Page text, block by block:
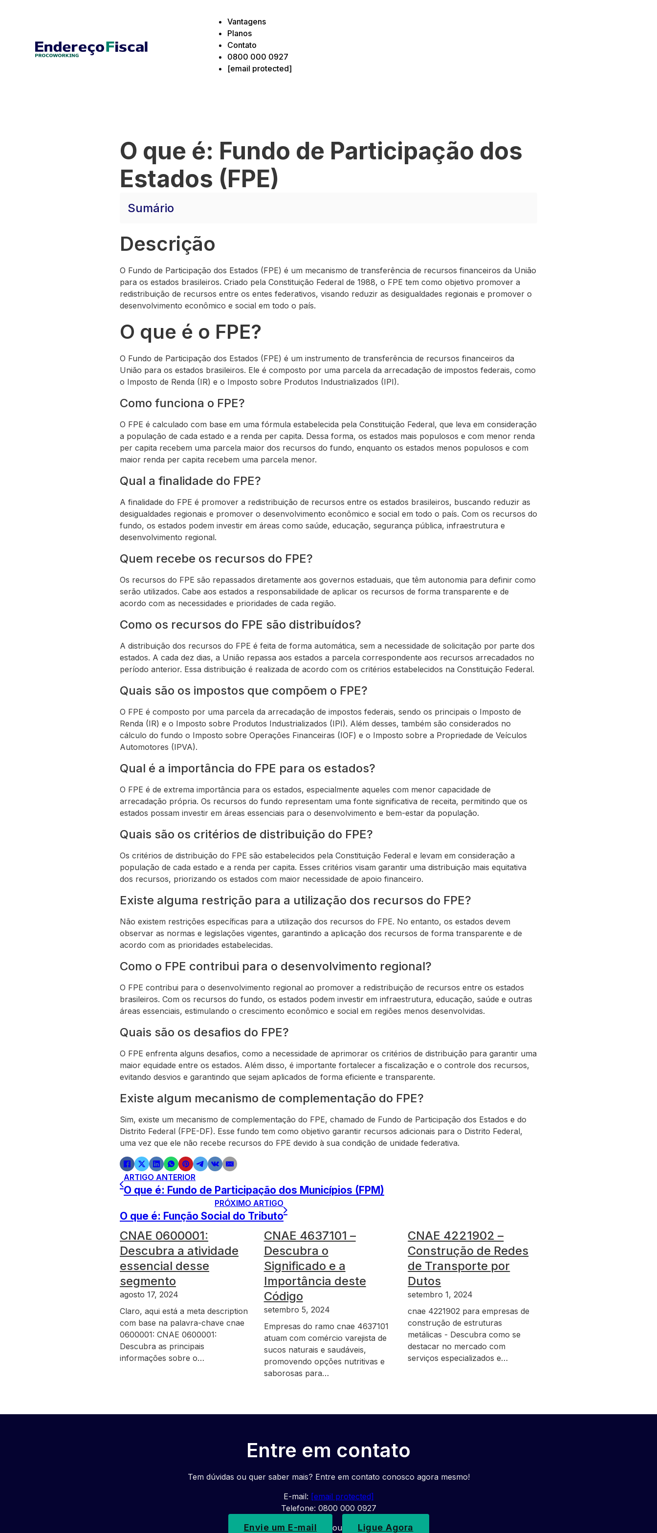
Vantagens
Planos
Contato
0800 000 0927
[email protected]
O que é: Fundo de Participação dos
Estados (FPE)
Sumário
Descrição
O Fundo de Participação dos Estados (FPE) é um mecanismo de transferência de recursos financeiros da União
para os estados brasileiros. Criado pela Constituição Federal de 1988, o FPE tem como objetivo promover a
redistribuição de recursos entre os entes federativos, visando reduzir as desigualdades regionais e promover o
desenvolvimento econômico e social em todo o país.
O que é o FPE?
O Fundo de Participação dos Estados (FPE) é um instrumento de transferência de recursos financeiros da
União para os estados brasileiros. Ele é composto por uma parcela da arrecadação de impostos federais, como
o Imposto de Renda (IR) e o Imposto sobre Produtos Industrializados (IPI).
Como funciona o FPE?
O FPE é calculado com base em uma fórmula estabelecida pela Constituição Federal, que leva em consideração
a população de cada estado e a renda per capita. Dessa forma, os estados mais populosos e com menor renda
per capita recebem uma parcela maior dos recursos do fundo, enquanto os estados menos populosos e com
maior renda per capita recebem uma parcela menor.
Qual a finalidade do FPE?
A finalidade do FPE é promover a redistribuição de recursos entre os estados brasileiros, buscando reduzir as
desigualdades regionais e promover o desenvolvimento econômico e social em todo o país. Com os recursos do
fundo, os estados podem investir em áreas como saúde, educação, segurança pública, infraestrutura e
desenvolvimento regional.
Quem recebe os recursos do FPE?
Os recursos do FPE são repassados diretamente aos governos estaduais, que têm autonomia para definir como
serão utilizados. Cabe aos estados a responsabilidade de aplicar os recursos de forma transparente e de
acordo com as necessidades e prioridades de cada região.
Como os recursos do FPE são distribuídos?
A distribuição dos recursos do FPE é feita de forma automática, sem a necessidade de solicitação por parte dos
estados. A cada dez dias, a União repassa aos estados a parcela correspondente aos recursos arrecadados no
período anterior. Essa distribuição é realizada de acordo com os critérios estabelecidos na Constituição Federal.
Quais são os impostos que compõem o FPE?
O FPE é composto por uma parcela da arrecadação de impostos federais, sendo os principais o Imposto de
Renda (IR) e o Imposto sobre Produtos Industrializados (IPI). Além desses, também são considerados no
cálculo do fundo o Imposto sobre Operações Financeiras (IOF) e o Imposto sobre a Propriedade de Veículos
Automotores (IPVA).
Qual é a importância do FPE para os estados?
O FPE é de extrema importância para os estados, especialmente aqueles com menor capacidade de
arrecadação própria. Os recursos do fundo representam uma fonte significativa de receita, permitindo que os
estados possam investir em áreas essenciais para o desenvolvimento e bem-estar da população.
Quais são os critérios de distribuição do FPE?
Os critérios de distribuição do FPE são estabelecidos pela Constituição Federal e levam em consideração a
população de cada estado e a renda per capita. Esses critérios visam garantir uma distribuição mais equitativa
dos recursos, priorizando os estados com maior necessidade de apoio financeiro.
Existe alguma restrição para a utilização dos recursos do FPE?
Não existem restrições específicas para a utilização dos recursos do FPE. No entanto, os estados devem
observar as normas e legislações vigentes, garantindo a aplicação dos recursos de forma transparente e de
acordo com as prioridades estabelecidas.
Como o FPE contribui para o desenvolvimento regional?
O FPE contribui para o desenvolvimento regional ao promover a redistribuição de recursos entre os estados
brasileiros. Com os recursos do fundo, os estados podem investir em infraestrutura, educação, saúde e outras
áreas essenciais, estimulando o crescimento econômico e social em regiões menos desenvolvidas.
Quais são os desafios do FPE?
O FPE enfrenta alguns desafios, como a necessidade de aprimorar os critérios de distribuição para garantir uma
maior equidade entre os estados. Além disso, é importante fortalecer a fiscalização e o controle dos recursos,
evitando desvios e garantindo que sejam aplicados de forma eficiente e transparente.
Existe algum mecanismo de complementação do FPE?
Sim, existe um mecanismo de complementação do FPE, chamado de Fundo de Participação dos Estados e do
Distrito Federal (FPE-DF). Esse fundo tem como objetivo garantir recursos adicionais para o Distrito Federal,
uma vez que ele não recebe recursos do FPE devido à sua condição de unidade federativa.
ARTIGO ANTERIOR
O que é: Fundo de Participação dos Municípios (FPM)
PRÓXIMO ARTIGO
O que é: Função Social do Tributo
CNAE 0600001:
Descubra a atividade
essencial desse
segmento
agosto 17, 2024
Claro, aqui está a meta description
com base na palavra-chave cnae
0600001: CNAE 0600001:
Descubra as principais
informações sobre o…
CNAE 4637101 –
Descubra o
Significado e a
Importância deste
Código
setembro 5, 2024
Empresas do ramo cnae 4637101
atuam com comércio varejista de
sucos naturais e saudáveis,
promovendo opções nutritivas e
saborosas para…
CNAE 4221902 –
Construção de Redes
de Transporte por
Dutos
setembro 1, 2024
cnae 4221902 para empresas de
construção de estruturas
metálicas - Descubra como se
destacar no mercado com
serviços especializados e…
Entre em contato
Tem dúvidas ou quer saber mais? Entre em contato conosco agora mesmo!
E-mail: [email protected]
Telefone: 0800 000 0927
Envie um E-mail ou Ligue Agora